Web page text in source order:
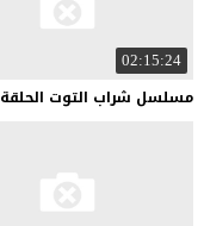
02:15:24
مسلسل شراب التوت الحلقة